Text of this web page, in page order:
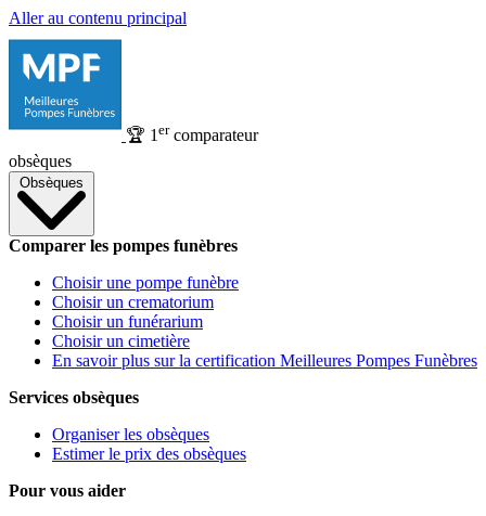
Aller au contenu principal
🏆 1 ercomparateur
obsèques
Obsèques
Comparer les pompes funèbres
Choisir une pompe funèbre
Choisir un crematorium
Choisir un funérarium
Choisir un cimetière
En savoir plus sur la certification Meilleures Pompes Funèbres
Services obsèques
Organiser les obsèques
Estimer le prix des obsèques
Pour vous aider